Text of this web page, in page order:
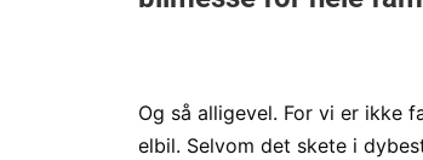
Og så alligevel. For vi er ikke
elbil. Selvom det skete i